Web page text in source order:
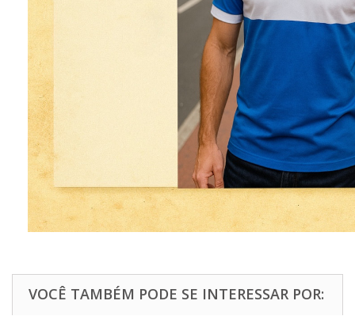
VOCÊ TAMBÉM PODE SE INTERESSAR POR: